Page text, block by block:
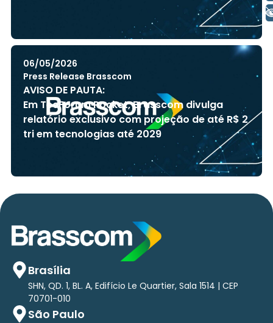
06/05/2026
Press Release Brasscom
AVISO DE PAUTA:
Em TecForum Pocket, Brasscom divulga
relatório exclusivo com projeção de até R$ 2
tri em tecnologias até 2029
Brasília
SHN, QD. 1, BL. A, Edifício Le Quartier, Sala 1514 | CEP
70701-010
São Paulo
+ Acessibilidade